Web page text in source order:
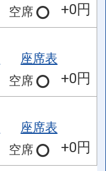
空席
+0円
座席表
空席
+0円
座席表
空席
+0円